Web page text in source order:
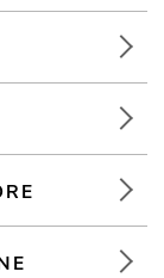
consultare